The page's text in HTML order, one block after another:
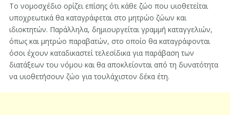
Το νομοσχέδιο ορίζει επίσης ότι κάθε ζώο που υιοθετείται
υποχρεωτικά θα καταγράφεται στο μητρώο ζώων και
ιδιοκτητών. Παράλληλα, δημιουργείται γραμμή καταγγελιών,
όπως και μητρώο παραβατών, στο οποίο θα καταγράφονται
όσοι έχουν καταδικαστεί τελεσίδικα για παράβαση των
διατάξεων του νόμου και θα αποκλείονται από τη δυνατότητα
να υιοθετήσουν ζώο για τουλάχιστον δέκα έτη.